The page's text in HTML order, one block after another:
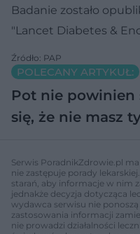
Badanie zostało
"Lancet Diabetes &
Źródło: PAP
POLECANY ARTYKUŁ:
Pot nie powinien
się, że nie masz
Serwis PoradnikZdrowie.pl
nie zastępuje porady
starań, aby informacje w nim
jednakże decyzja dotycząca
wydawca serwisu nie
zastosowania informacji
nie prowadzi działalności